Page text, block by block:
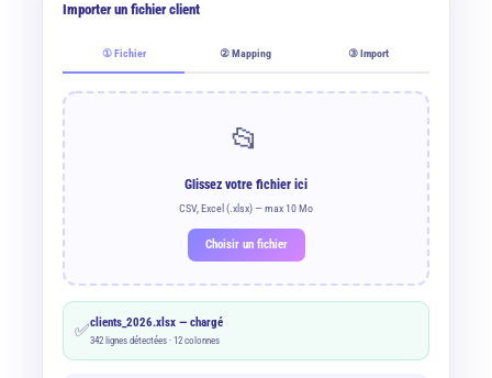
Importer un fichier client
① Fichier ② Mapping ③ Import
📂
Glissez votre fichier ici
CSV, Excel (.xlsx) — max 10 Mo
Choisir un fichier
✅clients_2026.xlsx — chargé
342 lignes détectées · 12 colonnes